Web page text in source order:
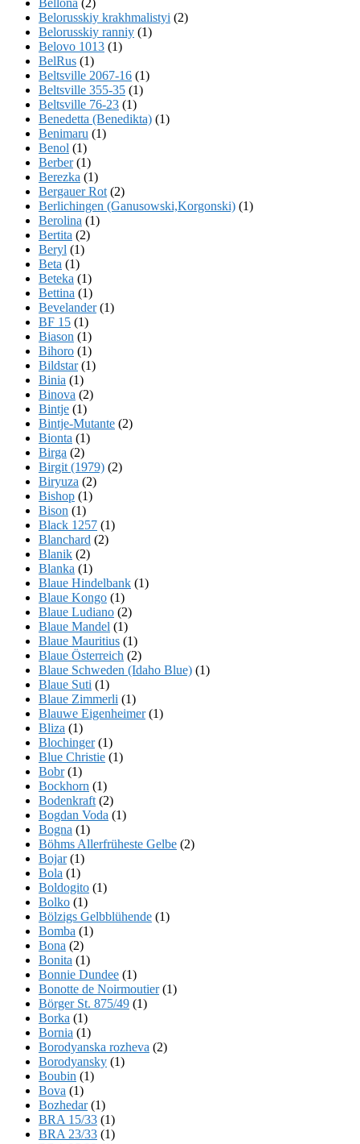
Belorusskiy krakhmalistyi (2)
Belorusskiy ranniy (1)
Belovo 1013 (1)
BelRus (1)
Beltsville 2067-16 (1)
Beltsville 355-35 (1)
Beltsville 76-23 (1)
Benedetta (Benedikta) (1)
Benimaru (1)
Benol (1)
Berber(1)
Berezka (1)
Bergauer Rot (2)
Berlichingen (Ganusowski,Korgonski) (1)
Berolina (1)
Bertita (2)
Beryl (1)
Beta (1)
Beteka (1)
Bettina (1)
Bevelander(1)
BF 15 (1)
Biason (1)
Bihoro (1)
Bildstar(1)
Binia (1)
Binova (2)
Bintje (1)
Bintje-Mutante (2)
Bionta (1)
Birga (2)
Birgit (1979) (2)
Biryuza (2)
Bishop (1)
Bison (1)
Black 1257 (1)
Blanchard (2)
Blanik (2)
Blanka (1)
Blaue Hindelbank (1)
Blaue Kongo (1)
Blaue Ludiano (2)
Blaue Mandel (1)
Blaue Mauritius (1)
Blaue Österreich (2)
Blaue Schweden (Idaho Blue) (1)
Blaue Suti (1)
Blaue Zimmerli (1)
Blauwe Eigenheimer(1)
Bliza (1)
Blochinger(1)
Blue Christie (1)
Bobr(1)
Bockhorn (1)
Bodenkraft (2)
Bogdan Voda (1)
Bogna (1)
Böhms Allerfrüheste Gelbe (2)
Bojar(1)
Bola (1)
Boldogito (1)
Bolko (1)
Bölzigs Gelbblühende (1)
Bomba (1)
Bona (2)
Bonita (1)
Bonnie Dundee (1)
Bonotte de Noirmoutier(1)
Börger St. 875/49 (1)
Borka (1)
Bornia (1)
Borodyanska rozheva (2)
Borodyansky (1)
Boubin (1)
Bova (1)
Bozhedar(1)
BRA 15/33 (1)
BRA 23/33 (1)